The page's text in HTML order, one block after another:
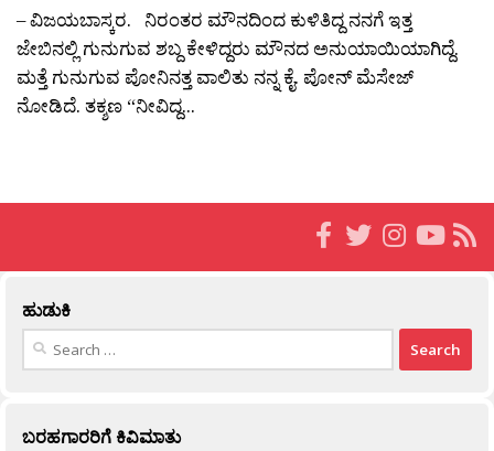
– ವಿಜಯಬಾಸ್ಕರ. ನಿರಂತರ ಮೌನದಿಂದ ಕುಳಿತಿದ್ದ ನನಗೆ ಇತ್ತ
ಜೇಬಿನಲ್ಲಿ ಗುನುಗುವ ಶಬ್ದ ಕೇಳಿದ್ದರು ಮೌನದ ಅನುಯಾಯಿಯಾಗಿದ್ದೆ.
ಮತ್ತೆ ಗುನುಗುವ ಪೋನಿನತ್ತ ವಾಲಿತು ನನ್ನ ಕೈ. ಪೋನ್ ಮೆಸೇಜ್
ನೋಡಿದೆ. ತಕ್ಶಣ “ನೀವಿದ್ದ...
ಹುಡುಕಿ
Search
ಬರಹಗಾರರಿಗೆ ಕಿವಿಮಾತು